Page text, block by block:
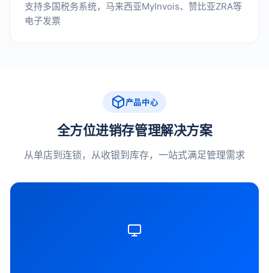
支持多国税务系统，马来西亚MyInvois、赞比亚ZRA等
电子发票
产品中心
全方位进销存管理解决方案
从单店到连锁，从收银到库存，一站式满足管理需求